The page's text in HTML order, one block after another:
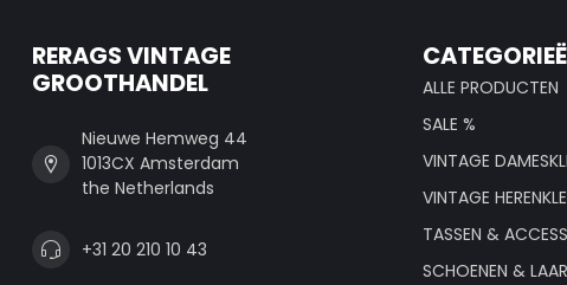
RERAGS VINTAGE
GROOTHANDEL
Nieuwe Hemweg 44
1013CX Amsterdam
the Netherlands
+31 20 210 10 43
ALLE PRODUCTEN
SALE %
VINTAGE
VINTAGE
TASSEN &
SCHOENEN &